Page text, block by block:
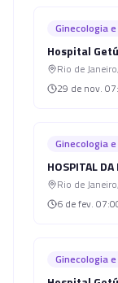
Ginecologia
Hospital
Rio de Janeiro,
29 de nov.
Ginecologia
HOSPITAL
Rio de Janeiro,
6 de fev.
Ginecologia